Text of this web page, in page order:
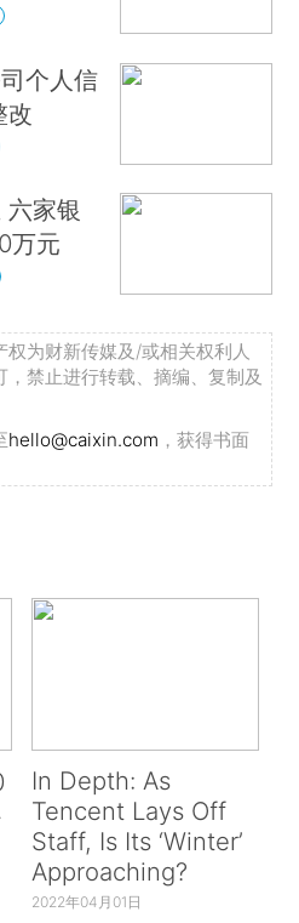
个人信
改
家银
万元
为财新传媒及/或相关权利人
禁止进行转载、摘编、复制及
hello@caixin.com ，获得书面
In Depth: As
Tencent Lays Off
Staff, Is Its ‘Winter’
Approaching?
2022年04月01日